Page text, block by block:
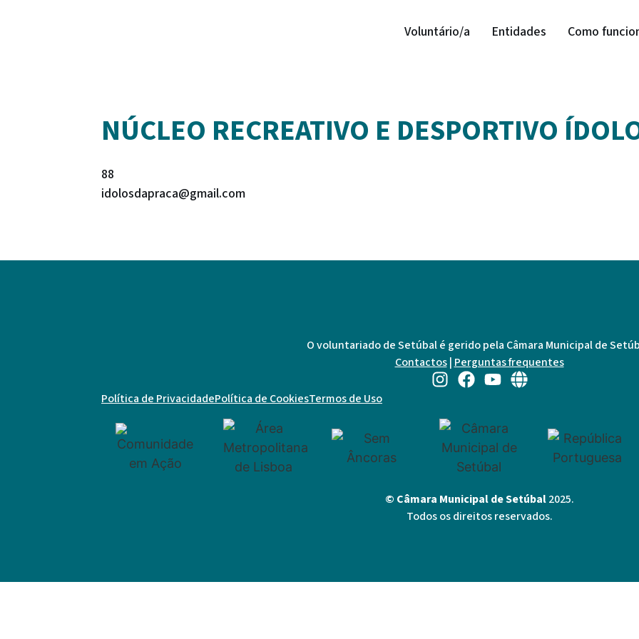
Voluntário/a Entidades Como
NÚCLEO RECREATIVO E DESPORTIVO
88
idolosdapraca@gmail.com
O voluntariado de Setúbal é gerido pela Câmara Municipal de
Contactos| Perguntas frequentes
Política de PrivacidadePolítica de CookiesTermos de Uso
© Câmara Municipal de Setúbal2025.
Todos os direitos reservados.